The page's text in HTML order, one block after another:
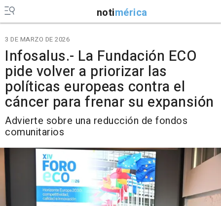
notimérica
3 DE MARZO DE 2026
Infosalus.- La Fundación ECO
pide volver a priorizar las
políticas europeas contra el
cáncer para frenar su expansión
Advierte sobre una reducción de fondos
comunitarios